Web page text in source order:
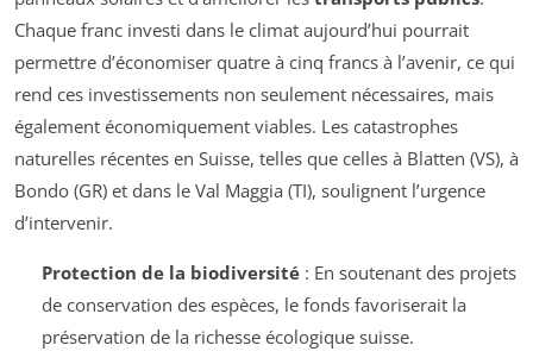
Chaque franc investi dans le climat aujourd’hui pourrait
permettre d’économiser quatre à cinq francs à l’avenir, ce qui
rend ces investissements non seulement nécessaires, mais
également économiquement viables. Les catastrophes
naturelles récentes en Suisse, telles que celles à Blatten (VS), à
Bondo (GR) et dans le Val Maggia (TI), soulignent l’urgence
d’intervenir.
Protection de la biodiversité: En soutenant des projets
de conservation des espèces, le fonds favoriserait la
préservation de la richesse écologique suisse.